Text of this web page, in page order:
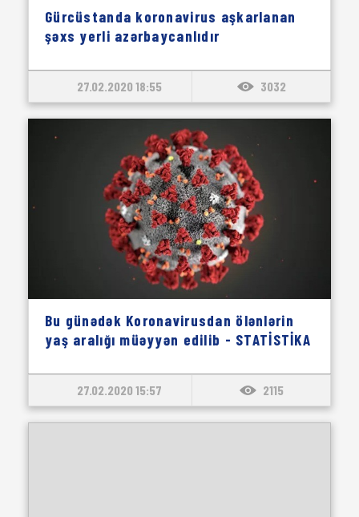
Gürcüstanda koronavirus aşkarlanan
şəxs yerli azərbaycanlıdır
27.02.2020 18:55 3032
Bu günədək Koronavirusdan ölənlərin
yaş aralığı müəyyən edilib - STATİSTİKA
27.02.2020 15:57 2115